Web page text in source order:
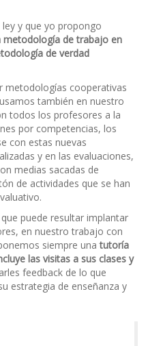
y que yo propongo
metodología de trabajo en
de verdad
metodologías cooperativas
también en nuestro
todos los profesores a la
por competencias, los
con estas nuevas
y en las evaluaciones,
medias sacadas de
de actividades que se han
puede resultar implantar
en nuestro trabajo con
siempre una tutoría
las visitas a sus clases y
feedback de lo que
estrategia de enseñanza y